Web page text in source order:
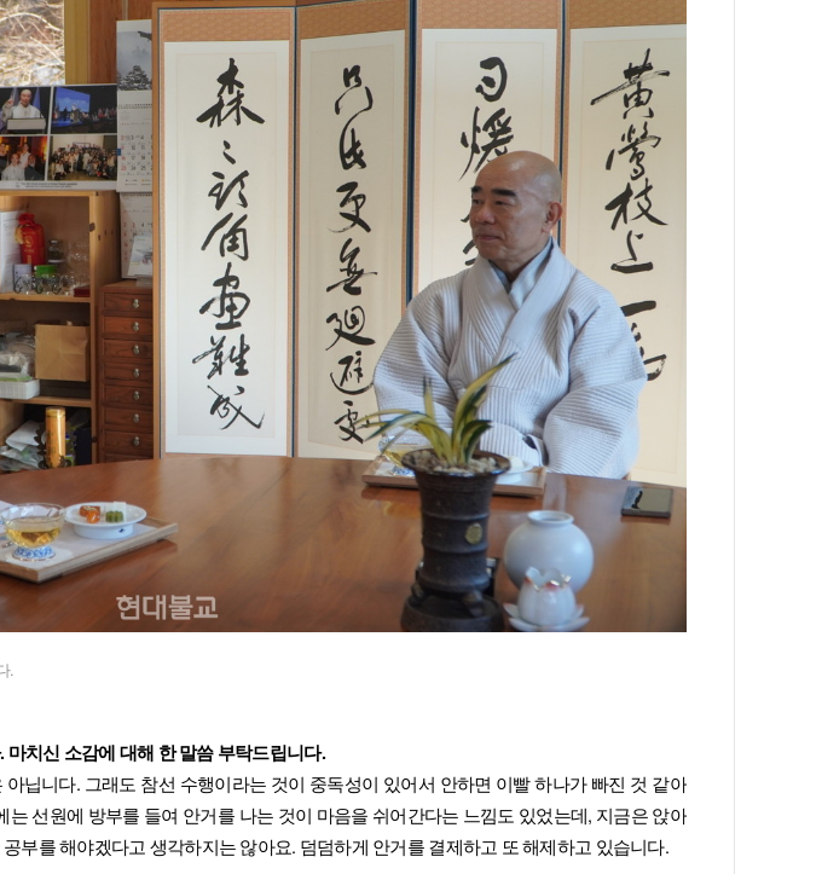
.
치신 소감에 대해 한 말씀 부탁드립니다.
닙니다. 그래도 참선 수행이라는 것이 중독성이 있어서 안하면 이빨 하나가 빠진 것 같아
선원에 방부를 들여 안거를 나는 것이 마음을 쉬어간다는 느낌도 있었는데, 지금은 앉아
부를 해야겠다고 생각하지는 않아요. 덤덤하게 안거를 결제하고 또 해제하고 있습니다.